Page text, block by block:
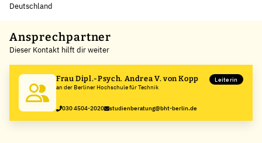
Deutschland
+
−
Ansprechpartner
Dieser Kontakt hilft dir weiter
Frau Dipl.-Psych. Andrea V. von Kopp
an der Berliner Hochschule für Technik
Leiterin
030 4504-2020 studienberatung@bht-berlin.de